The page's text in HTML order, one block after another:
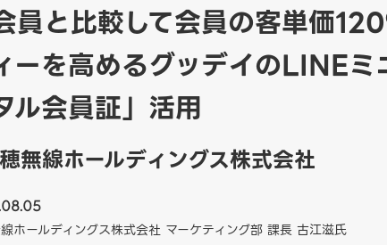
員と比較して会員の客単価
ーを高めるグッデイのLINEミ
ル会員証」活用
無線ホールディングス株式会社
ホールディングス株式会社 マーケティング部 課長 古江滋氏